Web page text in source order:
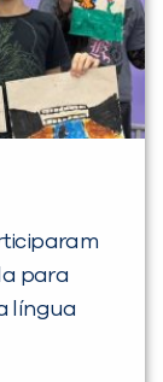
para
língua